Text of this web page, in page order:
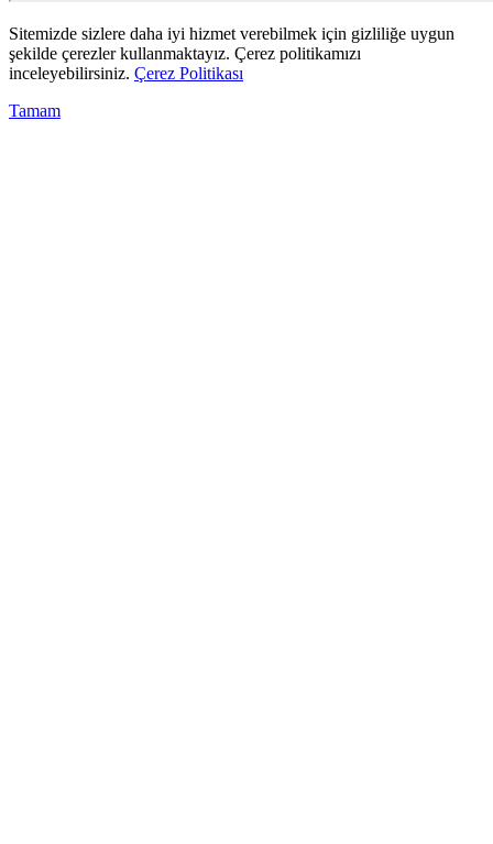
Sitemizde sizlere daha iyi hizmet verebilmek için gizliliğe uygun
şekilde çerezler kullanmaktayız. Çerez politikamızı
inceleyebilirsiniz. Çerez Politikası
Tamam